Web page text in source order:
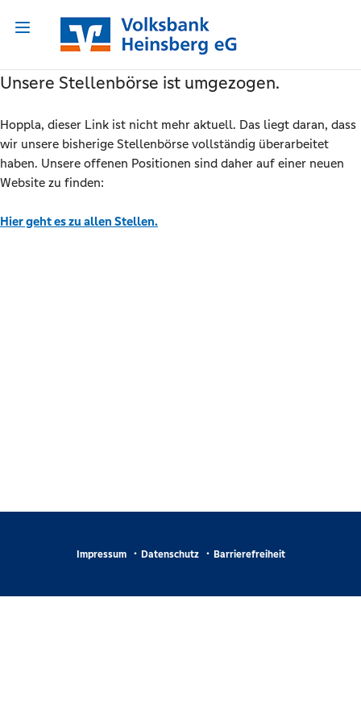
Unsere Stellenbörse ist umgezogen.
Hoppla, dieser Link ist nicht mehr aktuell. Das liegt daran, dass
wir unsere bisherige Stellenbörse vollständig überarbeitet
haben. Unsere offenen Positionen sind daher auf einer neuen
Website zu finden:
Hier geht es zu allen Stellen.
Impressum Datenschutz Barrierefreiheit